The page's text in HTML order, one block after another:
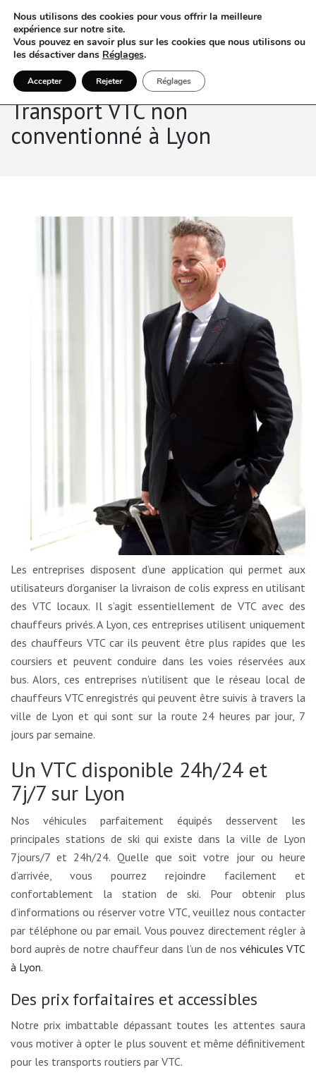
Transport VTC non
conventionné à Lyon
Les entreprises disposent d’une application qui permet aux
utilisateurs d’organiser la livraison de colis express en utilisant
des VTC locaux. Il s’agit essentiellement de VTC avec des
chauffeurs privés. A Lyon, ces entreprises utilisent uniquement
des chauffeurs VTC car ils peuvent être plus rapides que les
coursiers et peuvent conduire dans les voies réservées aux
bus. Alors, ces entreprises n’utilisent que le réseau local de
chauffeurs VTC enregistrés qui peuvent être suivis à travers la
ville de Lyon et qui sont sur la route 24 heures par jour, 7
jours par semaine.
Un VTC disponible 24h/24 et
7j/7 sur Lyon
Nos véhicules parfaitement équipés desservent les
principales stations de ski qui existe dans la ville de Lyon
7jours/7 et 24h/24. Quelle que soit votre jour ou heure
d’arrivée, vous pourrez rejoindre facilement et
confortablement la station de ski. Pour obtenir plus
d’informations ou réserver votre VTC, veuillez nous contacter
par téléphone ou par email. Vous pouvez directement régler à
bord auprès de notre chauffeur dans l’un de nos véhicules VTC
à Lyon.
Des prix forfaitaires et accessibles
Notre prix imbattable dépassant toutes les attentes saura
vous motiver à opter le plus souvent et même définitivement
pour les transports routiers par VTC.
Nous utilisons des cookies pour vous offrir la meilleure
expérience sur notre site.
Vous pouvez en savoir plus sur les cookies que nous utilisons ou
les désactiver dans Réglages.
Accepter Rejeter Réglages